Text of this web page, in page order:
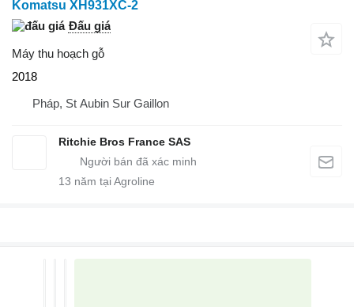
Komatsu XH931XC-2
Đấu giá
Máy thu hoạch gỗ
2018
Pháp, St Aubin Sur Gaillon
Ritchie Bros France SAS
13 năm tại Agroline